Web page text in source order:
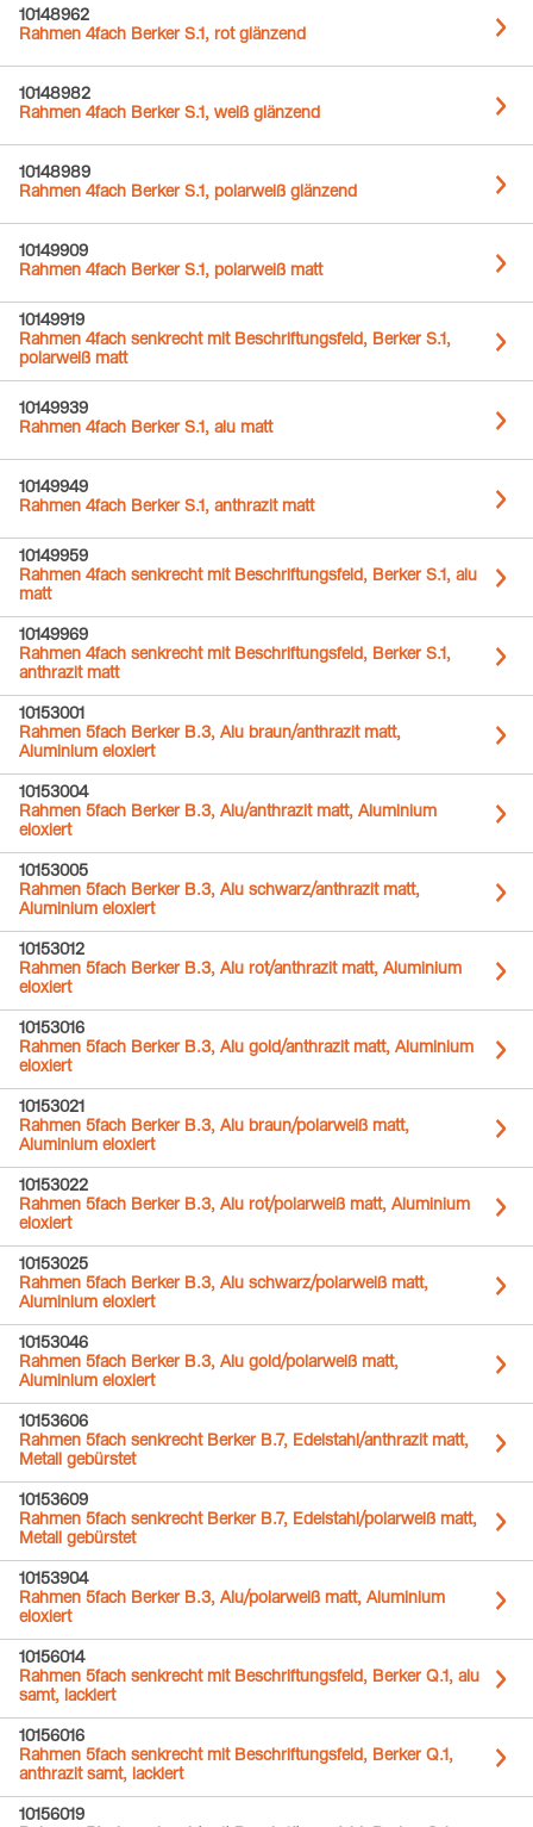
10148962
Rahmen 4fach Berker S.1, rot glänzend
10148982
Rahmen 4fach Berker S.1, weiß glänzend
10148989
Rahmen 4fach Berker S.1, polarweiß glänzend
10149909
Rahmen 4fach Berker S.1, polarweiß matt
10149919
Rahmen 4fach senkrecht mit Beschriftungsfeld, Berker S.1,
polarweiß matt
10149939
Rahmen 4fach Berker S.1, alu matt
10149949
Rahmen 4fach Berker S.1, anthrazit matt
10149959
Rahmen 4fach senkrecht mit Beschriftungsfeld, Berker S.1, alu
matt
10149969
Rahmen 4fach senkrecht mit Beschriftungsfeld, Berker S.1,
anthrazit matt
10153001
Rahmen 5fach Berker B.3, Alu braun/anthrazit matt,
Aluminium eloxiert
10153004
Rahmen 5fach Berker B.3, Alu/anthrazit matt, Aluminium
eloxiert
10153005
Rahmen 5fach Berker B.3, Alu schwarz/anthrazit matt,
Aluminium eloxiert
10153012
Rahmen 5fach Berker B.3, Alu rot/anthrazit matt, Aluminium
eloxiert
10153016
Rahmen 5fach Berker B.3, Alu gold/anthrazit matt, Aluminium
eloxiert
10153021
Rahmen 5fach Berker B.3, Alu braun/polarweiß matt,
Aluminium eloxiert
10153022
Rahmen 5fach Berker B.3, Alu rot/polarweiß matt, Aluminium
eloxiert
10153025
Rahmen 5fach Berker B.3, Alu schwarz/polarweiß matt,
Aluminium eloxiert
10153046
Rahmen 5fach Berker B.3, Alu gold/polarweiß matt,
Aluminium eloxiert
10153606
Rahmen 5fach senkrecht Berker B.7, Edelstahl/anthrazit matt,
Metall gebürstet
10153609
Rahmen 5fach senkrecht Berker B.7, Edelstahl/polarweiß matt,
Metall gebürstet
10153904
Rahmen 5fach Berker B.3, Alu/polarweiß matt, Aluminium
eloxiert
10156014
Rahmen 5fach senkrecht mit Beschriftungsfeld, Berker Q.1, alu
samt, lackiert
10156016
Rahmen 5fach senkrecht mit Beschriftungsfeld, Berker Q.1,
anthrazit samt, lackiert
10156019